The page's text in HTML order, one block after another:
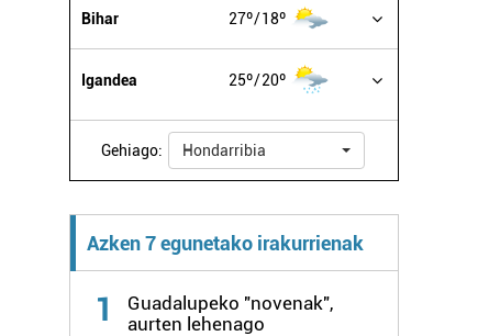
Bihar 27º 18º
Igandea 25º 20º
Gehiago: Hondarribia
Azken 7 egunetako irakurrienak
1
Guadalupeko "novenak",
aurten lehenago